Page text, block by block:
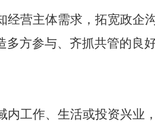
经营主体需求，拓宽政企
方参与、齐抓共管的良
内工作、生活或投资兴业